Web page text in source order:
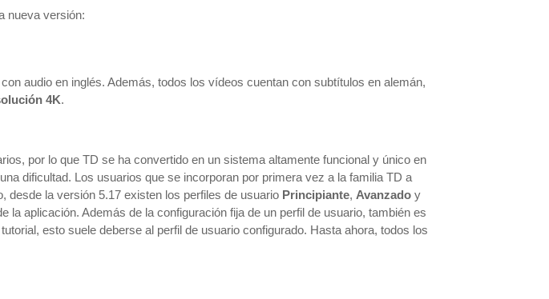
nueva versión:
audio en inglés. Además, todos los vídeos cuentan con subtítulos en alemán,
4K.
por lo que TD se ha convertido en un sistema altamente funcional y único en
dificultad. Los usuarios que se incorporan por primera vez a la familia TD a
desde la versión 5.17 existen los perfiles de usuario Principiante, Avanzado y
aplicación. Además de la configuración fija de un perfil de usuario, también es
esto suele deberse al perfil de usuario configurado. Hasta ahora, todos los